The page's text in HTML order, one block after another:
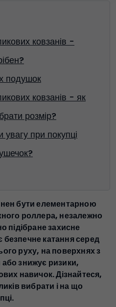
ковзанів -
подушок
ковзанів - як
розмір?
при покупці
бути елементарною
роллера, незалежно
підібране захисне
катання серед
руху, на поверхнях з
знижує ризики,
навичок. Дізнайтеся,
вибрати і на що